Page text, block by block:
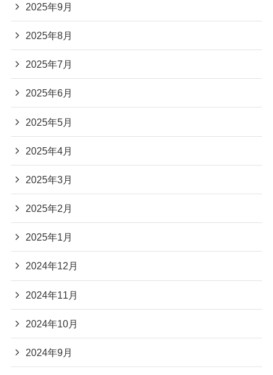
2025年9月
2025年8月
2025年7月
2025年6月
2025年5月
2025年4月
2025年3月
2025年2月
2025年1月
2024年12月
2024年11月
2024年10月
2024年9月